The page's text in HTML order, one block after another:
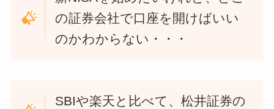
の証券会社で口座を開けばいい
のかわからない・・・
SBIや楽天と比べて、松井証券の